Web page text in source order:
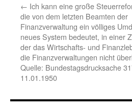
← Ich kann eine große
die von dem letzten Beamten der
Finanzverwaltung ein völliges
neues System bedeutet, in einer
der das Wirtschafts- und
die Finanzverwaltungen nicht
Quelle: Bundestagsdrucksache
11.01.1950